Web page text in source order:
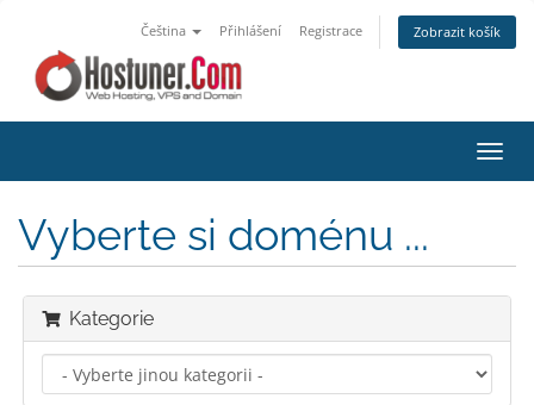
Čeština Přihlášení Registrace Zobrazit košík
Vyberte si doménu ...
Kategorie